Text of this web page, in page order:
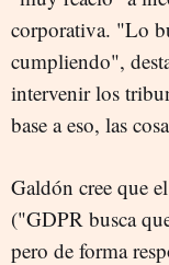
corporativa. "Lo
cumpliendo",
intervenir los
base a eso, las
Galdón cree que el
("GDPR busca
pero de forma